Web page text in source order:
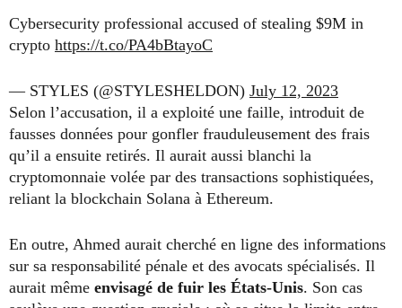
Cybersecurity professional accused of stealing $9M in
crypto https://t.co/PA4bBtayoC
— STYLES (@STYLESHELDON) July 12, 2023
Selon l’accusation, il a exploité une faille, introduit de
fausses données pour gonfler frauduleusement des frais
qu’il a ensuite retirés. Il aurait aussi blanchi la
cryptomonnaie volée par des transactions sophistiquées,
reliant la blockchain Solana à Ethereum.
En outre, Ahmed aurait cherché en ligne des informations
sur sa responsabilité pénale et des avocats spécialisés. Il
aurait même envisagé de fuir les États-Unis. Son cas